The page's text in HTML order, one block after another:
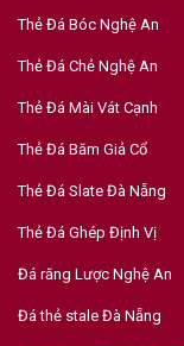
Thẻ Đá Bóc Nghệ An
Thẻ Đá Chẻ Nghệ An
Thẻ Đá Mài Vát Cạnh
Thẻ Đá Băm Giả Cổ
Thẻ Đá Slate Đà Nẵng
Thẻ Đá Ghép Định Vị
Đá răng Lược Nghệ An
Đá thẻ stale Đà Nẵng